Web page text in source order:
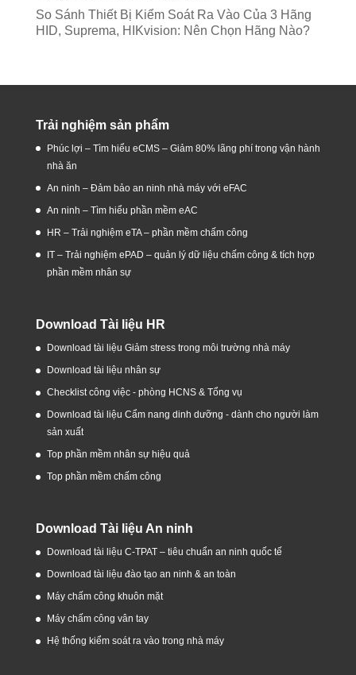
So Sánh Thiết Bị Kiểm Soát Ra Vào Của 3 Hãng
HID, Suprema, HIKvision: Nên Chọn Hãng Nào?
Trải nghiệm sản phẩm
Phúc lợi – Tìm hiểu eCMS – Giảm 80% lãng phí trong vận hành
nhà ăn
An ninh – Đảm bảo an ninh nhà máy với eFAC
An ninh – Tìm hiểu phần mềm eAC
HR – Trải nghiệm eTA – phần mềm chấm công
IT – Trải nghiệm ePAD – quản lý dữ liệu chấm công & tích hợp
phần mềm nhân sự
Download Tài liệu HR
Download tài liệu Giảm stress trong môi trường nhà máy
Download tài liệu nhân sự
Checklist công việc - phòng HCNS & Tổng vụ
Download tài liệu Cẩm nang dinh dưỡng - dành cho người làm
sản xuất
Top phần mềm nhân sự hiệu quả
Top phần mềm chấm công
Download Tài liệu An ninh
Download tài liệu C-TPAT – tiêu chuẩn an ninh quốc tế
Download tài liệu đào tạo an ninh & an toàn
Máy chấm công khuôn mặt
Máy chấm công vân tay
Hệ thống kiểm soát ra vào trong nhà máy